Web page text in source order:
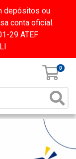
depósitos ou
conta oficial.
29 ATEF
0